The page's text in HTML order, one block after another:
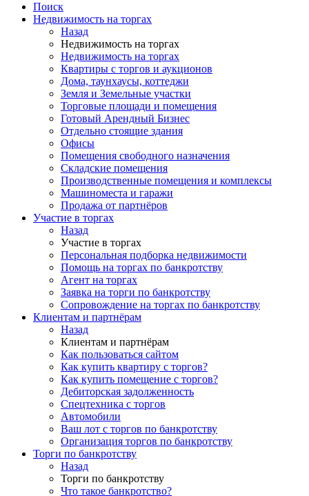
Поиск
Недвижимость на торгах
Назад
Недвижимость на торгах
Недвижимость на торгах
Квартиры с торгов и аукционов
Дома, таунхаусы, коттеджи
Земля и Земельные участки
Торговые площади и помещения
Готовый Арендный Бизнес
Отдельно стоящие здания
Офисы
Помещения свободного назначения
Складские помещения
Производственные помещения и комплексы
Машиноместа и гаражи
Продажа от партнёров
Участие в торгах
Назад
Участие в торгах
Персональная подборка недвижимости
Помощь на торгах по банкротству
Агент на торгах
Заявка на торги по банкротству
Сопровождение на торгах по банкротству
Клиентам и партнёрам
Назад
Клиентам и партнёрам
Как пользоваться сайтом
Как купить квартиру с торгов?
Как купить помещение с торгов?
Дебиторская задолженность
Спецтехника с торгов
Автомобили
Ваш лот с торгов по банкротству
Организация торгов по банкротству
Торги по банкротству
Назад
Торги по банкротству
Что такое банкротство?